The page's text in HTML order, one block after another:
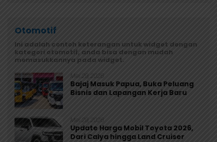
Otomotif
Ini adalah contoh keterangan untuk widget dengan
kategori otomotif, anda bisa dengan mudah
memasukkannya pada widget.
Mei 29, 2026
Bajaj Masuk Papua, Buka Peluang
Bisnis dan Lapangan Kerja Baru
Mei 29, 2026
Update Harga Mobil Toyota 2026,
Dari Calya hingga Land Cruiser